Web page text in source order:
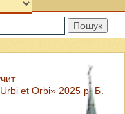
Пошук
et Orbi» 2025 р. Б.